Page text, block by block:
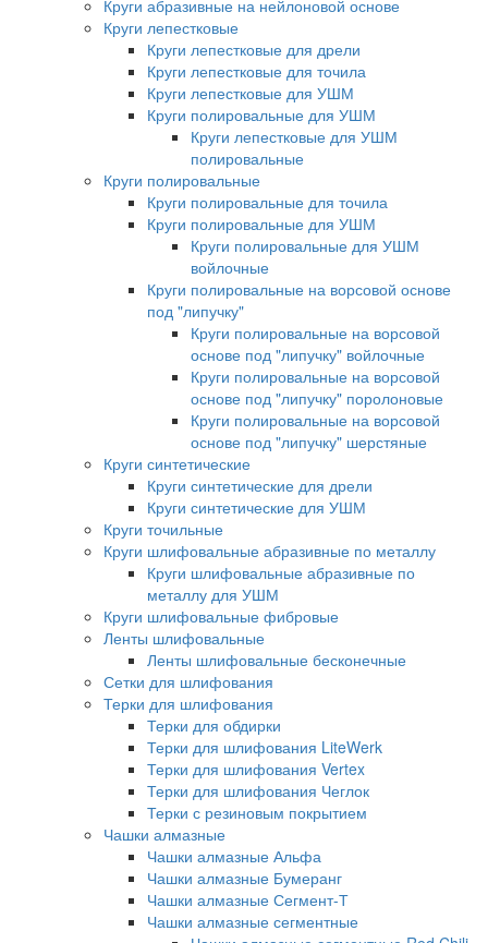
Круги абразивные на нейлоновой основе
Круги лепестковые
Круги лепестковые для дрели
Круги лепестковые для точила
Круги лепестковые для УШМ
Круги полировальные для УШМ
Круги лепестковые для УШМ
полировальные
Круги полировальные
Круги полировальные для точила
Круги полировальные для УШМ
Круги полировальные для УШМ
войлочные
Круги полировальные на ворсовой основе
под "липучку"
Круги полировальные на ворсовой
основе под "липучку" войлочные
Круги полировальные на ворсовой
основе под "липучку" поролоновые
Круги полировальные на ворсовой
основе под "липучку" шерстяные
Круги синтетические
Круги синтетические для дрели
Круги синтетические для УШМ
Круги точильные
Круги шлифовальные абразивные по металлу
Круги шлифовальные абразивные по
металлу для УШМ
Круги шлифовальные фибровые
Ленты шлифовальные
Ленты шлифовальные бесконечные
Сетки для шлифования
Терки для шлифования
Терки для обдирки
Терки для шлифования LiteWerk
Терки для шлифования Vertex
Терки для шлифования Чеглок
Терки с резиновым покрытием
Чашки алмазные
Чашки алмазные Альфа
Чашки алмазные Бумеранг
Чашки алмазные Сегмент-Т
Чашки алмазные сегментные